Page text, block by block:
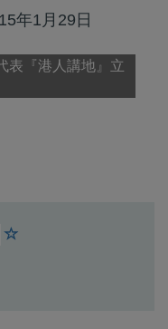
年1月29日
表『港人講地』立